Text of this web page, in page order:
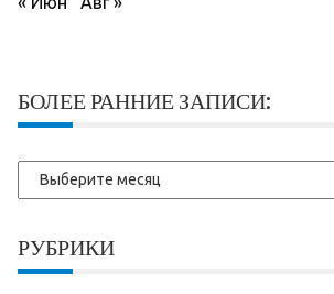
БОЛЕЕ РАННИЕ ЗАПИСИ:
Более
ранние
РУБРИКИ